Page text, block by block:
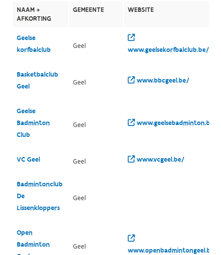
NAAM +
AFKORTING
GEMEENTE WEBSITE
Geelse
korfbalclub
Geel www.geelsekorfbalclub.be/
Basketbalclub
Geel
Geel www.bbcgeel.be/
Geelse
Badminton
Club
Geel www.geelsebadminton.be/
VC Geel Geel www.vcgeel.be/
Badmintonclub
De
Lissenkloppers
Geel
Open
Badminton
Geel www.openbadmintongeel.be/